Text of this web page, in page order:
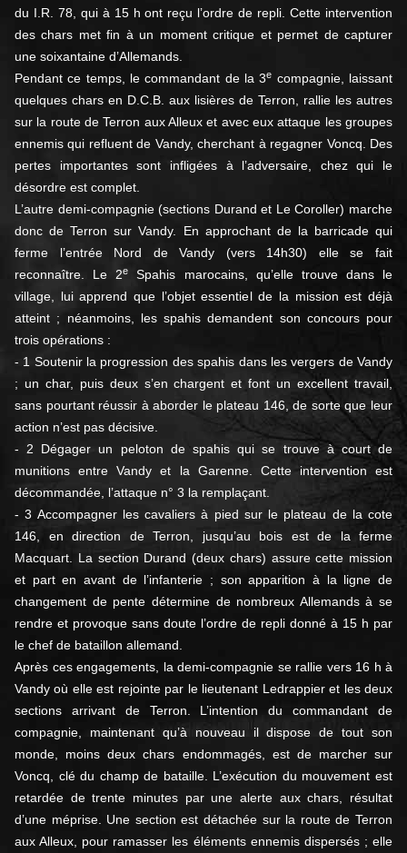
du I.R. 78, qui à 15 h ont reçu l’ordre de repli. Cette intervention
des chars met fin à un moment critique et permet de capturer
une soixantaine d’Allemands.
Pendant ce temps, le commandant de la 3e compagnie, laissant
quelques chars en D.C.B. aux lisières de Terron, rallie les autres
sur la route de Terron aux Alleux et avec eux attaque les groupes
ennemis qui refluent de Vandy, cherchant à regagner Voncq. Des
pertes importantes sont infligées à l’adversaire, chez qui le
désordre est complet.
L’autre demi-compagnie (sections Durand et Le Coroller) marche
donc de Terron sur Vandy. En approchant de la barricade qui
ferme l’entrée Nord de Vandy (vers 14h30) elle se fait
reconnaître. Le 2e
Spahis marocains, qu’elle trouve dans le
village, lui apprend que l’objet essentiel de la mission est déjà
atteint ; néanmoins, les spahis demandent son concours pour
trois opérations :
- 1 Soutenir la progression des spahis dans les vergers de Vandy
; un char, puis deux s’en chargent et font un excellent travail,
sans pourtant réussir à aborder le plateau 146, de sorte que leur
action n’est pas décisive.
- 2 Dégager un peloton de spahis qui se trouve à court de
munitions entre Vandy et la Garenne. Cette intervention est
décommandée, l’attaque n° 3 la remplaçant.
- 3 Accompagner les cavaliers à pied sur le plateau de la cote
146, en direction de Terron, jusqu’au bois est de la ferme
Macquart. La section Durand (deux chars) assure cette mission
et part en avant de l’infanterie ; son apparition à la ligne de
changement de pente détermine de nombreux Allemands à se
rendre et provoque sans doute l’ordre de repli donné à 15 h par
le chef de bataillon allemand.
Après ces engagements, la demi-compagnie se rallie vers 16 h à
Vandy où elle est rejointe par le lieutenant Ledrappier et les deux
sections arrivant de Terron. L’intention du commandant de
compagnie, maintenant qu’à nouveau il dispose de tout son
monde, moins deux chars endommagés, est de marcher sur
Voncq, clé du champ de bataille. L’exécution du mouvement est
retardée de trente minutes par une alerte aux chars, résultat
d’une méprise. Une section est détachée sur la route de Terron
aux Alleux, pour ramasser les éléments ennemis dispersés ; elle